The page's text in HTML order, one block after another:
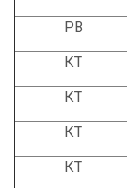
РВ
КТ
КТ
КТ
КТ